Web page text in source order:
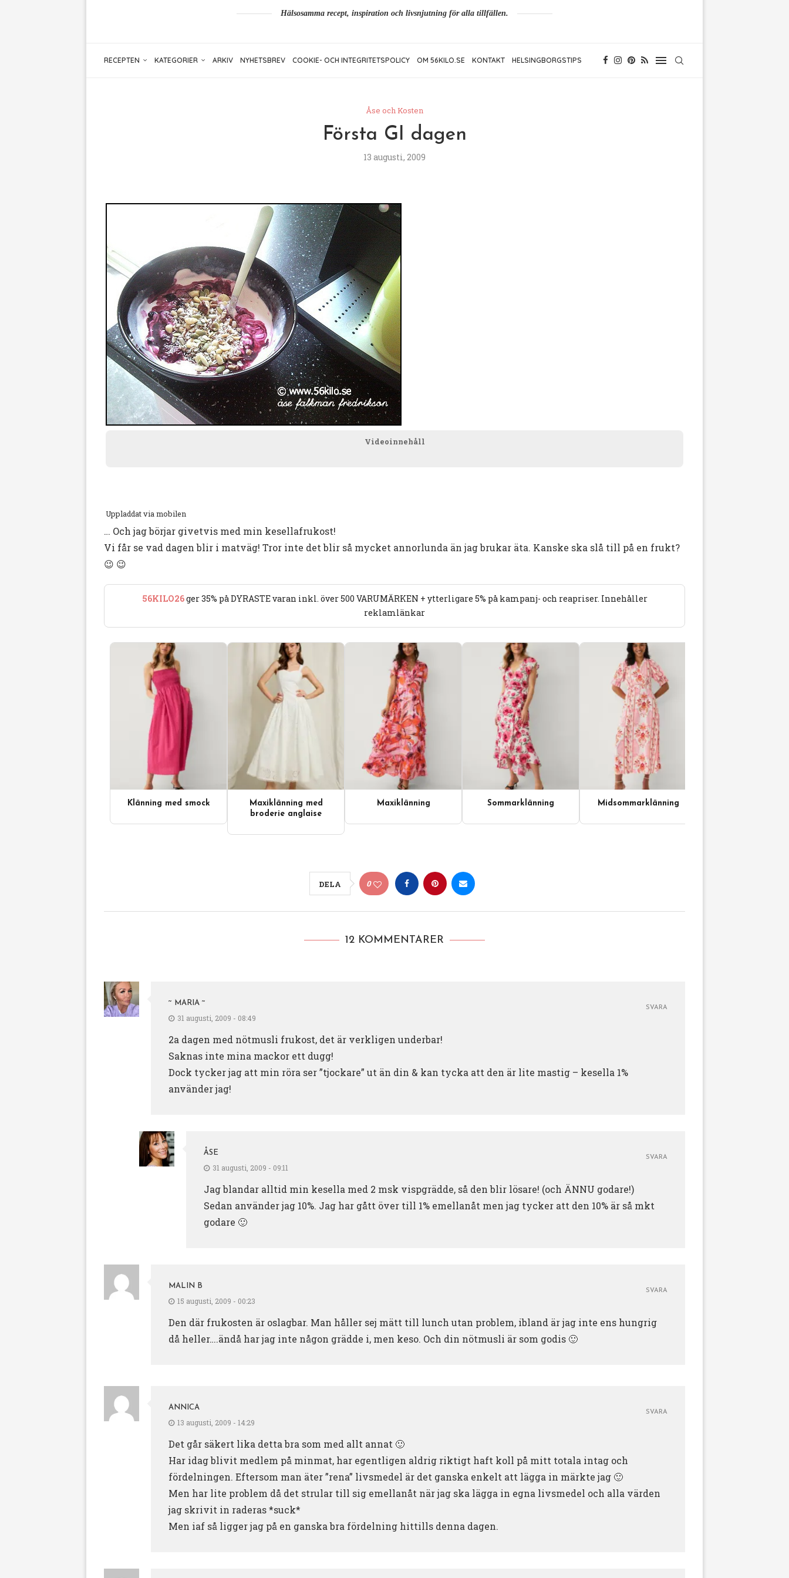
Hälsosamma recept, inspiration och livsnjutning för alla tillfällen.
RECEPTEN KATEGORIER ARKIV NYHETSBREV COOKIE- OCH INTEGRITETSPOLICY OM 56KILO.SE KONTAKT HELSINGBORGSTIPS
Åse och Kosten
Första GI dagen
13 augusti, 2009
Videoinnehåll
Uppladdat via mobilen
… Och jag börjar givetvis med min kesellafrukost!
Vi får se vad dagen blir i matväg! Tror inte det blir så mycket annorlunda än jag brukar äta. Kanske ska slå till på en frukt?
😉 😉
56KILO26ger 35% på DYRASTE varan inkl. över 500 VARUMÄRKEN + ytterligare 5% på kampanj- och reapriser. Innehåller
reklamlänkar
Klänning med smock
Maxiklänning med
broderie anglaise
Maxiklänning Sommarklänning Midsommarklänning
DELA 0
12 KOMMENTARER
~ MARIA ~
31 augusti, 2009 - 08:49
2a dagen med nötmusli frukost, det är verkligen underbar!
Saknas inte mina mackor ett dugg!
Dock tycker jag att min röra ser ”tjockare” ut än din & kan tycka att den är lite mastig – kesella 1%
använder jag!
SVARA
ÅSE
31 augusti, 2009 - 09:11
Jag blandar alltid min kesella med 2 msk vispgrädde, så den blir lösare! (och ÄNNU godare!)
Sedan använder jag 10%. Jag har gått över till 1% emellanåt men jag tycker att den 10% är så mkt
godare 🙂
SVARA
MALIN B
15 augusti, 2009 - 00:23
Den där frukosten är oslagbar. Man håller sej mätt till lunch utan problem, ibland är jag inte ens hungrig
då heller….ändå har jag inte någon grädde i, men keso. Och din nötmusli är som godis 🙂
SVARA
ANNICA
13 augusti, 2009 - 14:29
Det går säkert lika detta bra som med allt annat 🙂
Har idag blivit medlem på minmat, har egentligen aldrig riktigt haft koll på mitt totala intag och
fördelningen. Eftersom man äter ”rena” livsmedel är det ganska enkelt att lägga in märkte jag 🙂
Men har lite problem då det strular till sig emellanåt när jag ska lägga in egna livsmedel och alla värden
jag skrivit in raderas *suck*
Men iaf så ligger jag på en ganska bra fördelning hittills denna dagen.
SVARA